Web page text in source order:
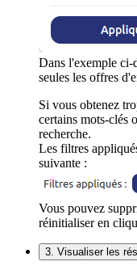
Dans l'exemple ci-
seules les offres
Si vous obtenez
certains mots-clés
recherche.
Les filtres
suivante :
Vous pouvez
réinitialiser en
3. Visualiser les